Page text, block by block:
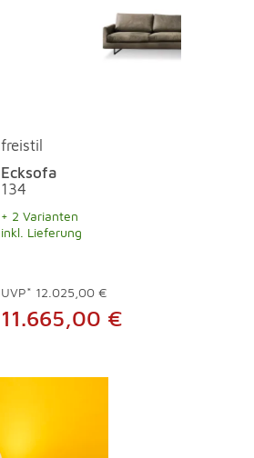
freistil
Ecksofa
134
+ 2 Varianten
inkl. Lieferung
UVP* 12.025,00 €
11.665,00 €